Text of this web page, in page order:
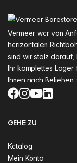
Vermeer war von
horizontalen
sind wir stolz darauf,
Ihr komplettes Lager
Ihnen nach Belieben
Facebook
Instagram
YouTube
GEHE ZU
Katalog
Mein Konto